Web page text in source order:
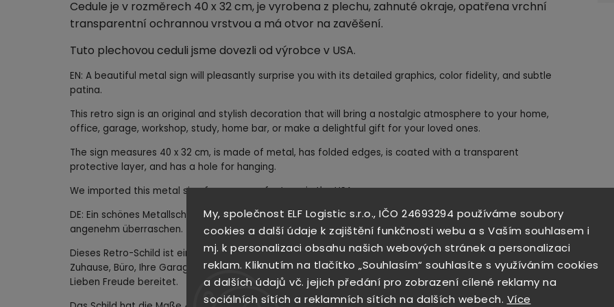
My, společnost ELF Logistic s.r.o., IČO 24693294 používáme soubory
cookies a další údaje k zajištění funkčnosti webu a s Vaším souhlasem i
mj. k personalizaci obsahu našich webových stránek a personalizaci
reklam. Kliknutím na tlačítko „Souhlasím“ souhlasíte s využíváním cookies
a dalších údajů vč. jejich předání pro zobrazení cílené reklamy na
sociálních sítích a reklamních sítích na dalších webech. Více
Cedule je v rozměrech 40 x 32 cm, je vyrobena z plechu, zahnuté okraje, opatřena vrchní
transparentní ochrannou vrstvou a má otvor na zavěšení.
Tuto plechovou ceduli jsme dovezli od výrobce v USA.
EN: A beautiful metal sign will pleasantly surprise you with its detailed graphics, color fidelity, and subtle
patina.
This retro sign is an original and stylish decoration that will bring a nostalgic atmosphere to your home,
office, garage, workshop, study, home bar, or make a delightful gift for your loved ones.
The sign measures 40 x 32 cm, is made of metal, has folded edges, is coated with a transparent
protective layer, and has a hole for hanging.
We imported this metal sign from a manufacturer in the USA.
DE: Ein schönes Metallschild wird Sie mit seiner detaillierten Grafik, der Farbtreue und der feinen Patina
angenehm überraschen.
Dieses Retro-Schild ist eine originelle und stilvolle Dekoration, die eine nostalgische Atmosphäre in Ihr
Zuhause, Büro, Ihre Garage, Werkstatt, Ihr Arbeitszimmer, Ihre Hausbar bringt oder als Geschenk für Ihre
Lieben Freude bereitet.